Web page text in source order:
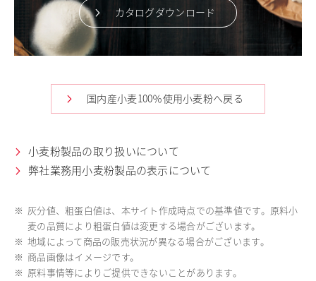
カタログダウンロード
国内産小麦100％使用小麦粉へ戻る
小麦粉製品の取り扱いについて
弊社業務用小麦粉製品の表示について
※ 灰分値、粗蛋白値は、本サイト作成時点での基準値です。原料小
麦の品質により粗蛋白値は変更する場合がございます。
※ 地域によって商品の販売状況が異なる場合がございます。
※ 商品画像はイメージです。
※ 原料事情等によりご提供できないことがあります。